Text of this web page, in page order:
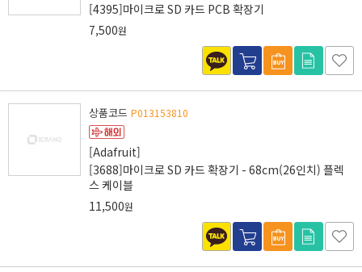
[4395]마이크로 SD 카드 PCB 확장기
7,500원
상품코드 P013153810
[Adafruit]
[3688]마이크로 SD 카드 확장기 - 68cm(26인치) 플렉
스 케이블
11,500원